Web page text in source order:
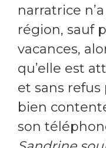
narratrice
région, sauf
vacances,
qu’elle est
et sans refus
bien
son